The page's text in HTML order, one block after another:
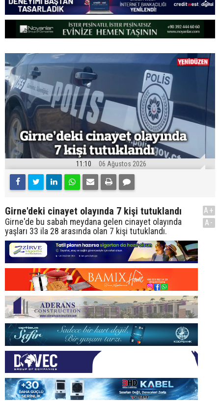
11:10 06 Ağustos 2026
Girne'deki cinayet olayında 7 kişi tutuklandı
Girne'de bu sabah meydana gelen cinayet olayında
yaşları 33 ila 28 arasında olan 7 kişi tutuklandı.
A+
A-